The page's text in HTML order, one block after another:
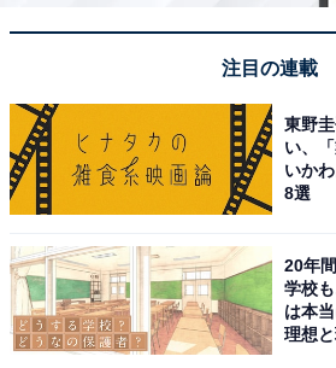
ティあふれる描写が、すごいと感
また、「視点がグルグル回る迫力あ
い、特に『ドラゴンボール超ブロ
高とも言える（18歳男性）」「バ
一番うまいと思います（48歳女性）
物が入り乱れる姿が精密に描かれて
ていると感じております（47歳男
るバトルシーンに圧倒される、と
せられました。
注目の連載
東野
い、
いか
8選
20年
学校
は本
理想